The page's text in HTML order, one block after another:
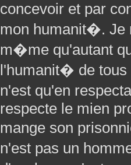
concevoir et par
mon humanit�. Je
m�me qu'autant
l'humanit� de
n'est qu'en
respecte le mien
mange son
n'est pas un